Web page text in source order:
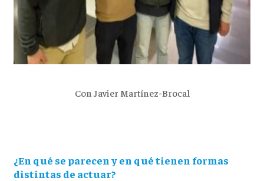
Con Javier Martínez-Brocal
¿En qué se parecen y en qué tienen formas
distintas de actuar?